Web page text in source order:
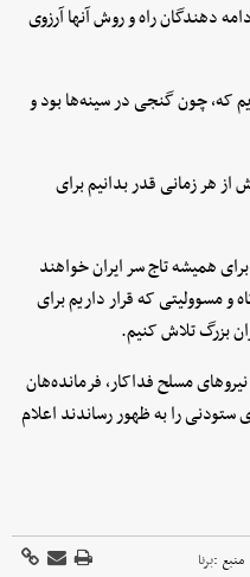
دهندگان راه و روش آنها آرزوی
که، چون گنجی در سینه‌ها بود و
هر زمانی قدر بدانیم برای
همیشه تاج سر ایران خواهند
و مسوولیتی که قرار داریم برای
بزرگ تلاش کنیم.
مسلح فداکار، فرمانده‌هان
را به ظهور رساندند اعلام
منبع :برنا